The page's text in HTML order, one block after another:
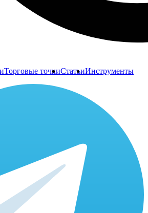
Торговые точкиСтатьиИнструменты